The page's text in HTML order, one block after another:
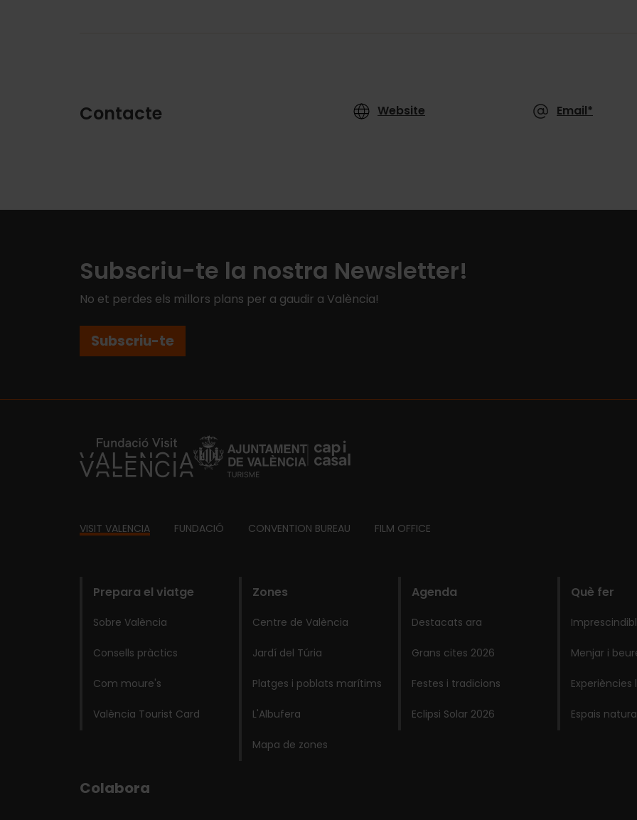
Contacte Website Email*
Subscriu-te la nostra Newsletter!
No et perdes els millors plans per a gaudir a València!
Subscriu-te
https://fundacion.visitvalencia.com/
Footer
VISIT VALENCIA FUNDACIÓ CONVENTION BUREAU FILM OFFICE
Prepara el viatge
Sobre València
Consells pràctics
Com moure's
València Tourist Card
Zones
Centre de València
Jardí del Túria
Platges i poblats marítims
L'Albufera
Mapa de zones
Agenda
Destacats ara
Grans cites 2026
Festes i tradicions
Eclipsi Solar 2026
Què fer
Menjar i
Experiències
Espais
Colabora